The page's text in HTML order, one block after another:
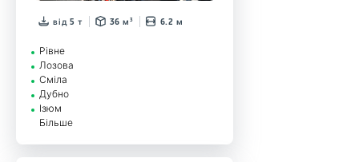
від 5 т 36 м³ 6.2 м
Рівне
Лозова
Сміла
Дубно
Ізюм
Більше